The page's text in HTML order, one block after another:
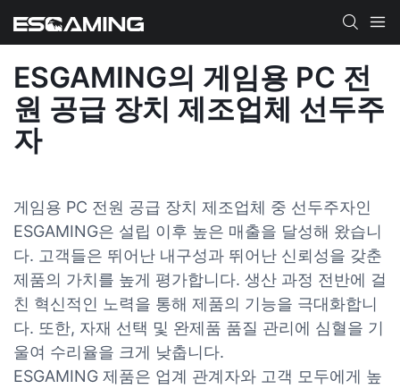
ESGAMING의 게임용 PC 전
원 공급 장치 제조업체 선두주
자
게임용 PC 전원 공급 장치 제조업체 중 선두주자인
ESGAMING은 설립 이후 높은 매출을 달성해 왔습니
다. 고객들은 뛰어난 내구성과 뛰어난 신뢰성을 갖춘
제품의 가치를 높게 평가합니다. 생산 과정 전반에 걸
친 혁신적인 노력을 통해 제품의 기능을 극대화합니
다. 또한, 자재 선택 및 완제품 품질 관리에 심혈을 기
울여 수리율을 크게 낮춥니다.
ESGAMING 제품은 업계 관계자와 고객 모두에게 높